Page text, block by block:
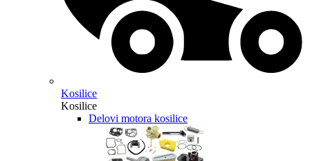
Kosilice
Kosilice
Delovi motora kosilice